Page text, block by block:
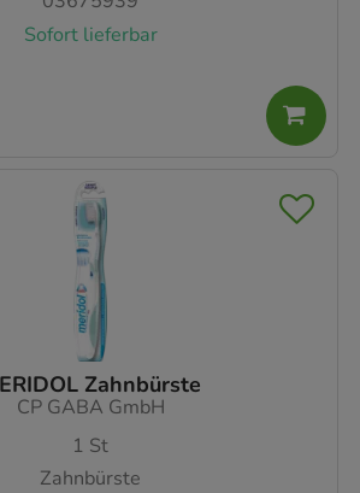
Sofort lieferbar
Zahnbürste
CP GABA GmbH
1 St
Zahnbürste